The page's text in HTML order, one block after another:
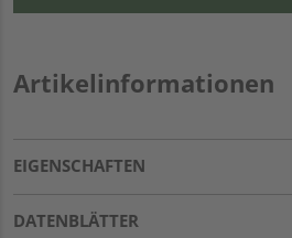
Artikelinformationen
EIGENSCHAFTEN
DATENBLÄTTER